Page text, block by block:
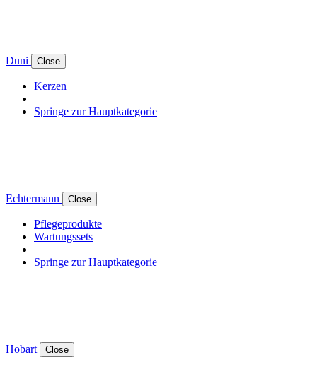
Duni Close
Kerzen
Springe zur Hauptkategorie
Echtermann Close
Pflegeprodukte
Wartungssets
Springe zur Hauptkategorie
Hobart Close